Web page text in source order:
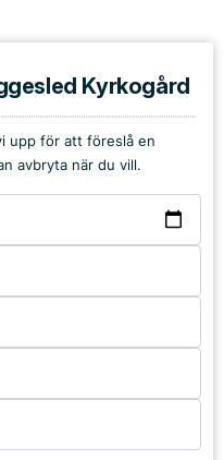
Kyrkogård
upp för att föreslå en
avbryta när du vill.